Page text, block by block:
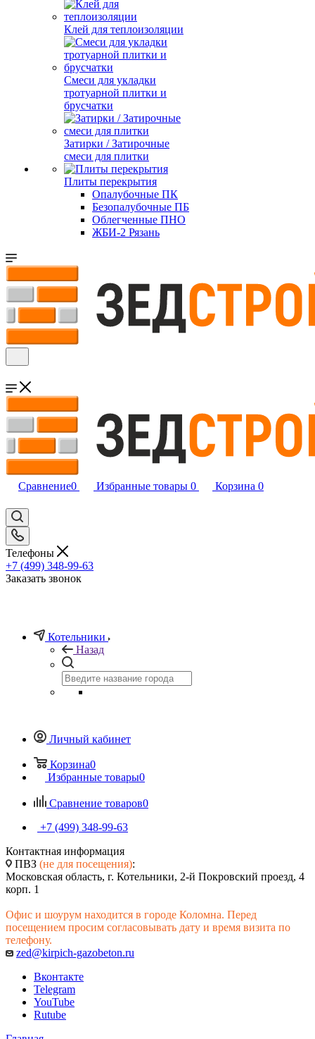
Клей для теплоизоляции
Смеси для укладки
тротуарной плитки и
брусчатки
Затирки / Затирочные
смеси для плитки
Плиты перекрытия
Опалубочные ПК
Безопалубочные ПБ
Облегченные ПНО
ЖБИ-2 Рязань
Сравнение0 Избранные товары 0 Корзина 0
Телефоны
+7 (499) 348-99-63
Заказать звонок
Котельники
Назад
Личный кабинет
Корзина0
Избранные товары0
Сравнение товаров0
+7 (499) 348-99-63
Контактная информация
ПВЗ (не для посещения):
Московская область, г. Котельники, 2-й Покровский проезд, 4
корп. 1
Офис и шоурум находится в городе Коломна. Перед
посещением просим согласовывать дату и время визита по
телефону.
zed@kirpich-gazobeton.ru
Вконтакте
Telegram
YouTube
Rutube